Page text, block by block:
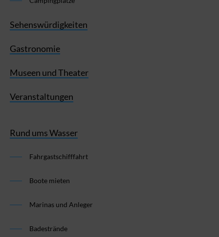
Sehenswürdigkeiten
Gastronomie
Museen und Theater
Veranstaltungen
Rund ums Wasser
Fahrgastschifffahrt
Boote mieten
Marinas und Anleger
Badestrände